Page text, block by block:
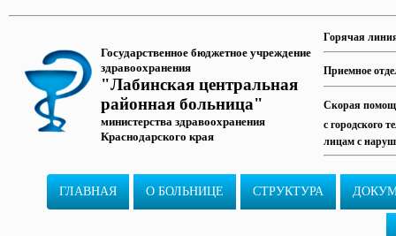
Государственное бюджетное учреждение
здравоохранения
"Лабинская центральная
районная больница"
министерства здравоохранения
Краснодарского края
Горячая
Приемное
Скорая
с городского
лицам с
ГЛАВНАЯ О БОЛЬНИЦЕ СТРУКТУРА